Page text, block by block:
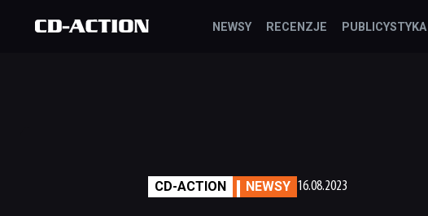
NEWSY RECENZJE PUBLICYSTYKA
CD-ACTION NEWSY 16.08.2023